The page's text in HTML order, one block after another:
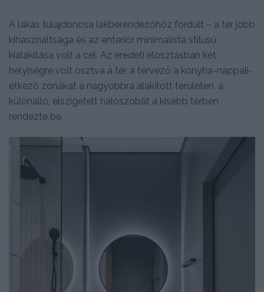
A lakás tulajdonosa lakberendezőhöz fordult – a tér jobb
kihasználtsága és az enteriőr minimalista stílusú
kialakítása volt a cél. Az eredeti elosztásban két
helyiségre volt osztva a tér, a tervező a konyha-nappali-
étkező zónákat a nagyobbra alakított területen, a
különálló, elszigetelt hálószobát a kisebb térben
rendezte be.